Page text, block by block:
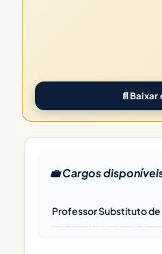
📄Baixar
💼 Cargos
Professor Substituto